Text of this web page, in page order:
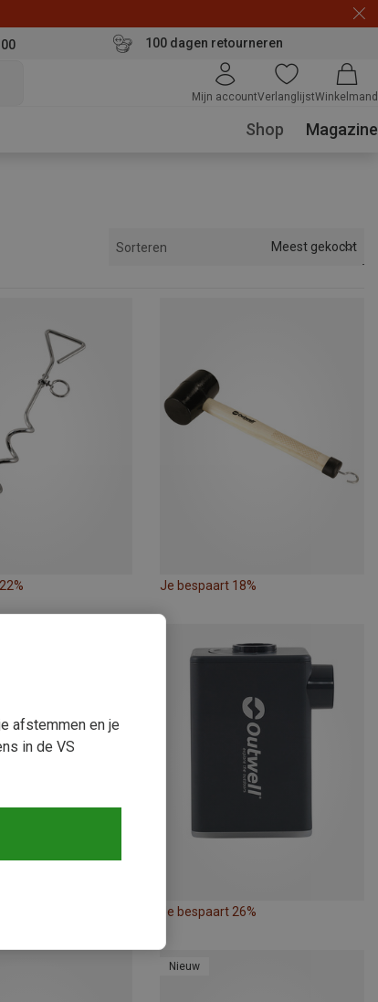
100 dagen retourneren
Mijn accountVerlanglijstWinkelmand
Shop Magazine
Sorteren Meest gekocht
Je bespaart 18%
Je bespaart 26%
Nieuw
afstemmen en je
in de VS